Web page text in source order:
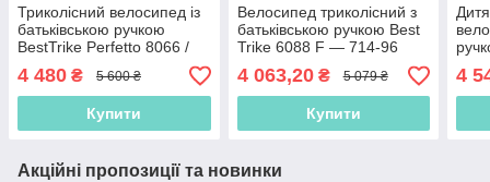
Триколісний велосипед із
батьківською ручкою
BestTrike Perfetto 8066 /
608-70 Синій, надувні
колеса
4 480 ₴ 5 600 ₴
Купити
Велосипед триколісний з
батьківською ручкою Best
Trike 6088 F — 714-96
Джинс, з поворотним
сидінням, надувні
4 063,20₴ 5 079 ₴
Купити
4
Акційні пропозиції та новинки